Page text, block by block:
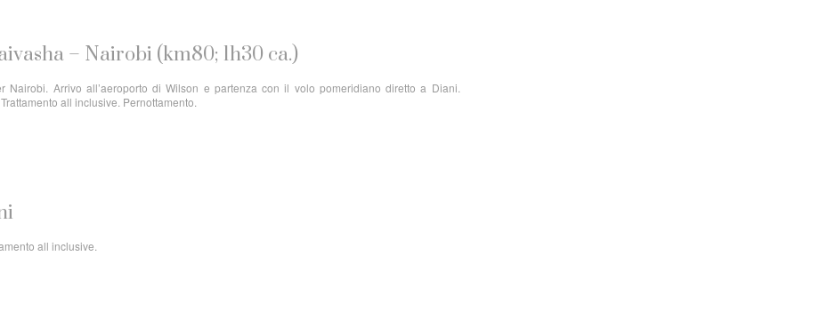
– Nairobi (km80; 1h30 ca.)
Nairobi. Arrivo all’aeroporto di Wilson e partenza con il volo pomeridiano diretto a Diani.
all inclusive. Pernottamento.
all inclusive.